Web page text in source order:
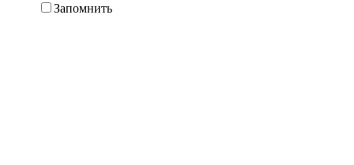
Запомнить